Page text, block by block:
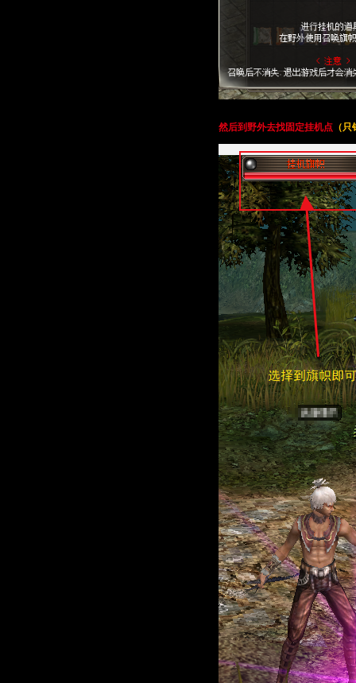
然后到野外去找固定挂机点 （